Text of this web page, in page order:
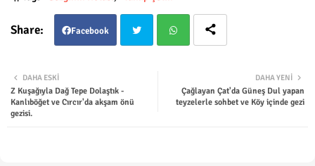
Facebook
tsap
DAHA YENI
Çağlayan Çat'da Güneş Dul yapan
teyzelerle sohbet ve Köy içinde gezi
DAHA ESKI
Z Kuşağıyla Dağ Tepe Dolaştık -
Kanlıböğet ve Cırcır'da akşam önü
gezisi.